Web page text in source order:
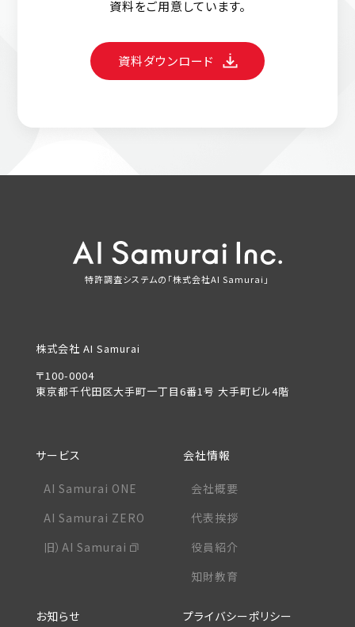
資料をご用意しています。
資料ダウンロード
特許調査システムの「株式会社AI Samurai」
株式会社 AI Samurai
〒100-0004
東京都千代田区大手町一丁目6番1号 大手町ビル4階
サービス
AI Samurai ONE
AI Samurai ZERO
旧）AI Samurai
会社情報
会社概要
代表挨拶
役員紹介
知財教育
お知らせ プライバシーポリシー